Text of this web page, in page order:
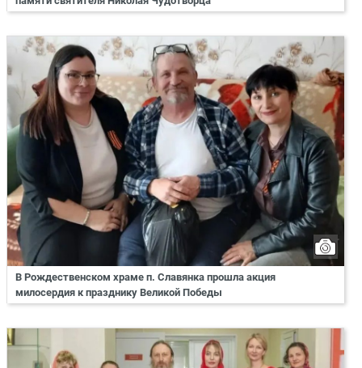
В Рождественском храме п. Славянка прошла акция
милосердия к празднику Великой Победы